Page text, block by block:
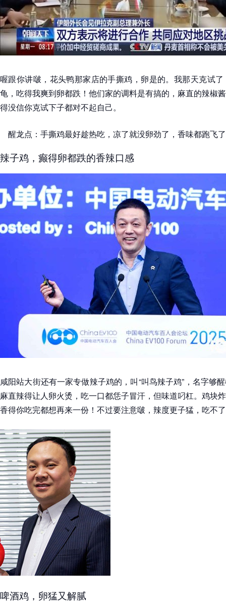
喔跟你讲啵，花头鸭那家店的手撕鸡，卵是的。我那天克试
龟，吃得我爽到卵都跌！他们家的调料是有搞的，麻直的辣椒
得没信你克试下子都对不起自己。
醒龙点：手撕鸡最好趁热吃，凉了就没卵劲了，香味都跑飞
辣子鸡，癫得卵都跌的香辣口感
咸阳站大街还有一家专做辣子鸡的，叫“叫鸟辣子鸡”，名字够
麻直辣得让人卵火烫，吃一口都恁子冒汗，但味道叼杠。鸡块
香得你吃完都想再来一份！不过要注意啵，辣度更子猛，吃不
啤酒鸡，卵猛又解腻